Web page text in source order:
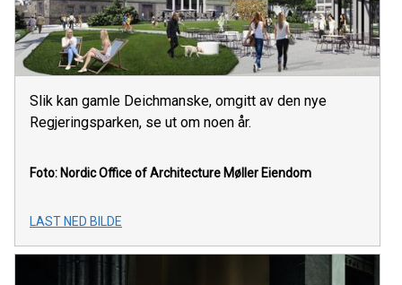
Slik kan gamle Deichmanske, omgitt av den nye
Regjeringsparken, se ut om noen år.
Foto: Nordic Office of Architecture Møller Eiendom
LAST NED BILDE